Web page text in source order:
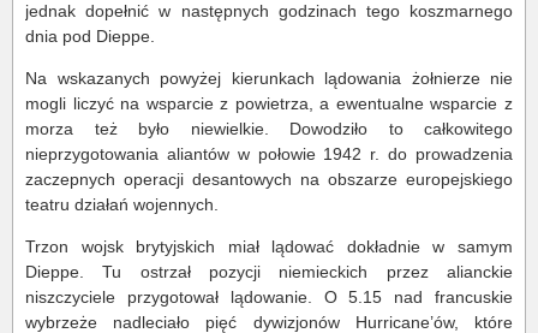
jednak dopełnić w następnych godzinach tego koszmarnego
dnia pod Dieppe.
Na wskazanych powyżej kierunkach lądowania żołnierze nie
mogli liczyć na wsparcie z powietrza, a ewentualne wsparcie z
morza też było niewielkie. Dowodziło to całkowitego
nieprzygotowania aliantów w połowie 1942 r. do prowadzenia
zaczepnych operacji desantowych na obszarze europejskiego
teatru działań wojennych.
Trzon wojsk brytyjskich miał lądować dokładnie w samym
Dieppe. Tu ostrzał pozycji niemieckich przez alianckie
niszczyciele przygotował lądowanie. O 5.15 nad francuskie
wybrzeże nadleciało pięć dywizjonów Hurricane’ów, które